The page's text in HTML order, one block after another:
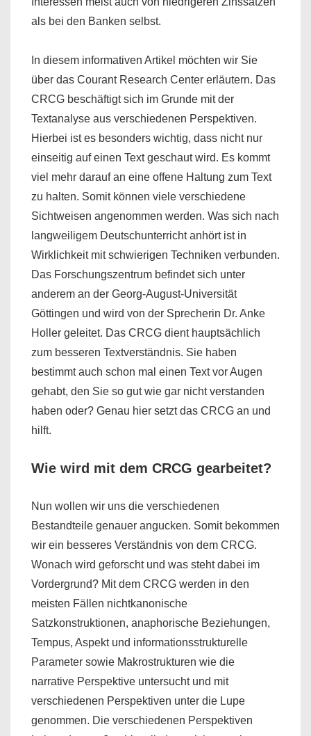
als bei den Banken selbst.
In diesem informativen Artikel möchten wir Sie
über das Courant Research Center erläutern. Das
CRCG beschäftigt sich im Grunde mit der
Textanalyse aus verschiedenen Perspektiven.
Hierbei ist es besonders wichtig, dass nicht nur
einseitig auf einen Text geschaut wird. Es kommt
viel mehr darauf an eine offene Haltung zum Text
zu halten. Somit können viele verschiedene
Sichtweisen angenommen werden. Was sich nach
langweiligem Deutschunterricht anhört ist in
Wirklichkeit mit schwierigen Techniken verbunden.
Das Forschungszentrum befindet sich unter
anderem an der Georg-August-Universität
Göttingen und wird von der Sprecherin Dr. Anke
Holler geleitet. Das CRCG dient hauptsächlich
zum besseren Textverständnis. Sie haben
bestimmt auch schon mal einen Text vor Augen
gehabt, den Sie so gut wie gar nicht verstanden
haben oder? Genau hier setzt das CRCG an und
hilft.
Wie wird mit dem CRCG gearbeitet?
Nun wollen wir uns die verschiedenen
Bestandteile genauer angucken. Somit bekommen
wir ein besseres Verständnis von dem CRCG.
Wonach wird geforscht und was steht dabei im
Vordergrund? Mit dem CRCG werden in den
meisten Fällen nichtkanonische
Satzkonstruktionen, anaphorische Beziehungen,
Tempus, Aspekt und informationsstrukturelle
Parameter sowie Makrostrukturen wie die
narrative Perspektive untersucht und mit
verschiedenen Perspektiven unter die Lupe
genommen. Die verschiedenen Perspektiven